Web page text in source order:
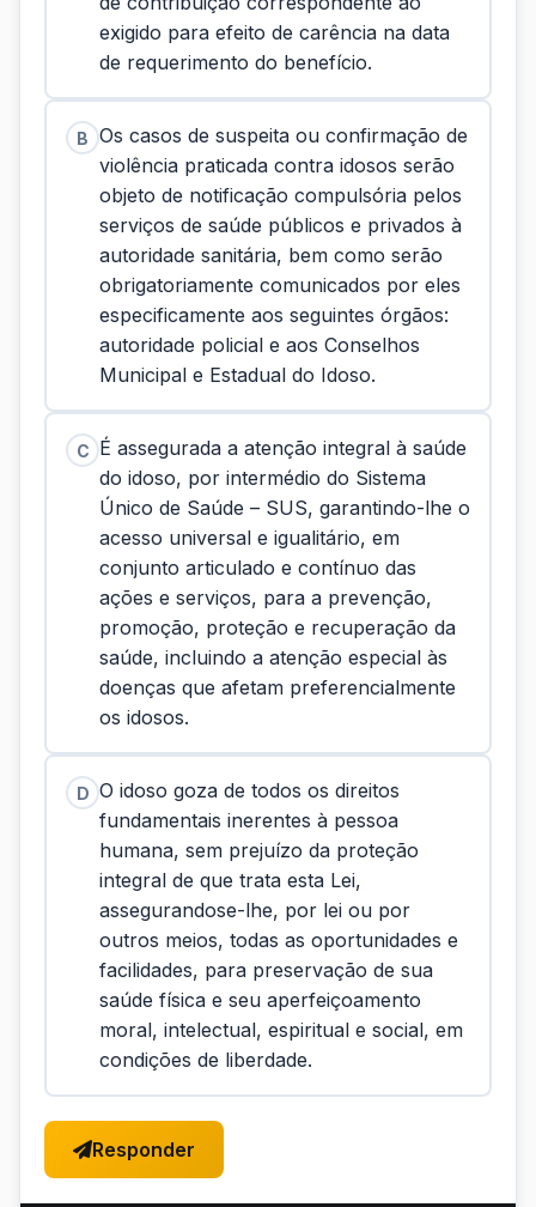
exigido para efeito de carência na data
de requerimento do benefício.
B Os casos de suspeita ou confirmação de
violência praticada contra idosos serão
objeto de notificação compulsória pelos
serviços de saúde públicos e privados à
autoridade sanitária, bem como serão
obrigatoriamente comunicados por eles
especificamente aos seguintes órgãos:
autoridade policial e aos Conselhos
Municipal e Estadual do Idoso.
C É assegurada a atenção integral à saúde
do idoso, por intermédio do Sistema
Único de Saúde – SUS, garantindo-lhe o
acesso universal e igualitário, em
conjunto articulado e contínuo das
ações e serviços, para a prevenção,
promoção, proteção e recuperação da
saúde, incluindo a atenção especial às
doenças que afetam preferencialmente
os idosos.
D O idoso goza de todos os direitos
fundamentais inerentes à pessoa
humana, sem prejuízo da proteção
integral de que trata esta Lei,
assegurandose-lhe, por lei ou por
outros meios, todas as oportunidades e
facilidades, para preservação de sua
saúde física e seu aperfeiçoamento
moral, intelectual, espiritual e social, em
condições de liberdade.
Responder